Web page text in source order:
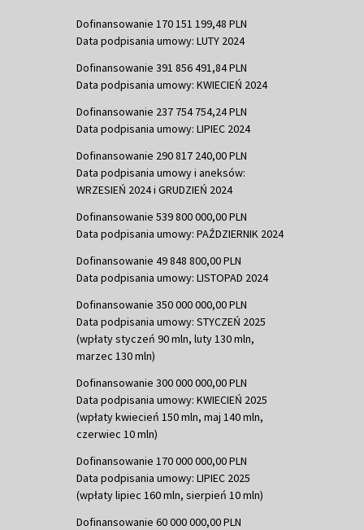
Dofinansowanie 170 151 199,48 PLN
Data podpisania umowy: LUTY 2024
Dofinansowanie 391 856 491,84 PLN
Data podpisania umowy: KWIECIEŃ 2024
Dofinansowanie 237 754 754,24 PLN
Data podpisania umowy: LIPIEC 2024
Dofinansowanie 290 817 240,00 PLN
Data podpisania umowy i aneksów:
WRZESIEŃ 2024 i GRUDZIEŃ 2024
Dofinansowanie 539 800 000,00 PLN
Data podpisania umowy: PAŹDZIERNIK 2024
Dofinansowanie 49 848 800,00 PLN
Data podpisania umowy: LISTOPAD 2024
Dofinansowanie 350 000 000,00 PLN
Data podpisania umowy: STYCZEŃ 2025
(wpłaty styczeń 90 mln, luty 130 mln,
marzec 130 mln)
Dofinansowanie 300 000 000,00 PLN
Data podpisania umowy: KWIECIEŃ 2025
(wpłaty kwiecień 150 mln, maj 140 mln,
czerwiec 10 mln)
Dofinansowanie 170 000 000,00 PLN
Data podpisania umowy: LIPIEC 2025
(wpłaty lipiec 160 mln, sierpień 10 mln)
Dofinansowanie 60 000 000,00 PLN